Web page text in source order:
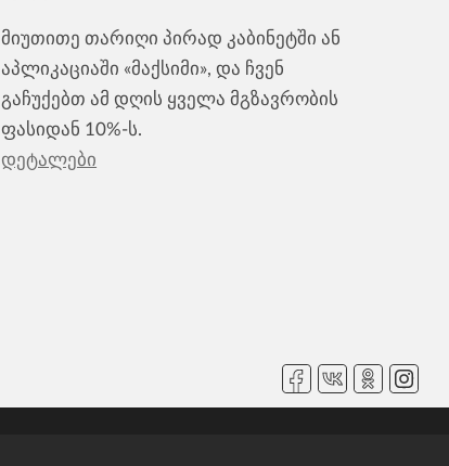
მიუთითე თარიღი პირად კაბინეტში ან
აპლიკაციაში «მაქსიმი», და ჩვენ
გაჩუქებთ ამ დღის ყველა მგზავრობის
ფასიდან 10%-ს.
დეტალები